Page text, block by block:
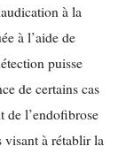
à la
à l’aide de
puisse
de certains cas
de l’endofibrose
à rétablir la